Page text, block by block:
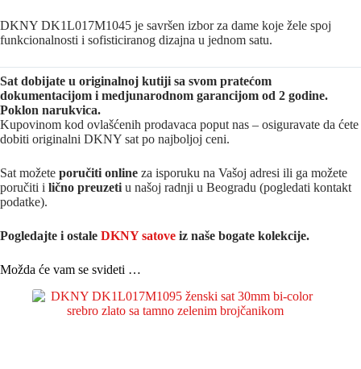
DKNY DK1L017M1045 je savršen izbor za dame koje žele spoj
funkcionalnosti i sofisticiranog dizajna u jednom satu.
Sat dobijate u originalnoj kutiji sa svom pratećom
dokumentacijom i medjunarodnom garancijom od 2 godine.
Poklon narukvica.
Kupovinom kod ovlašćenih prodavaca poput nas – osiguravate da ćete
dobiti originalni DKNY sat po najboljoj ceni.
Sat možete poručiti online za isporuku na Vašoj adresi ili ga možete
poručiti i lično preuzeti u našoj radnji u Beogradu (pogledati kontakt
podatke).
Pogledajte i ostale DKNY satove iz naše bogate kolekcije.
Možda će vam se svideti …